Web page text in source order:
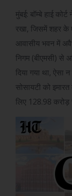
मुंबई: बॉम्बे हाई
रखा, जिसमें शहर के
आवासीय भवन में
निगम (बीएमसी) से
दिया गया था, ऐसा
सोसायटी को
लिए 128.98